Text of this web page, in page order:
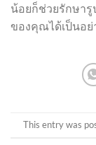
น้อยก็ช่วยรักษา
ของคุณได้เป็นอย่
This entry was